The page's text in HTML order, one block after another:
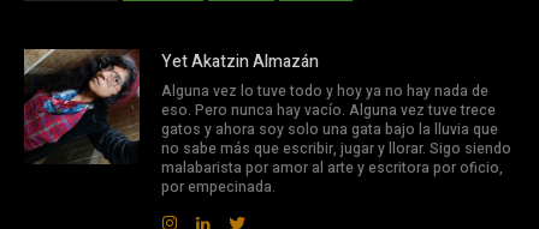
Yet Akatzin Almazán
Alguna vez lo tuve todo y hoy ya no hay nada de
eso. Pero nunca hay vacío. Alguna vez tuve trece
gatos y ahora soy solo una gata bajo la lluvia que
no sabe más que escribir, jugar y llorar. Sigo siendo
malabarista por amor al arte y escritora por oficio,
por empecinada.